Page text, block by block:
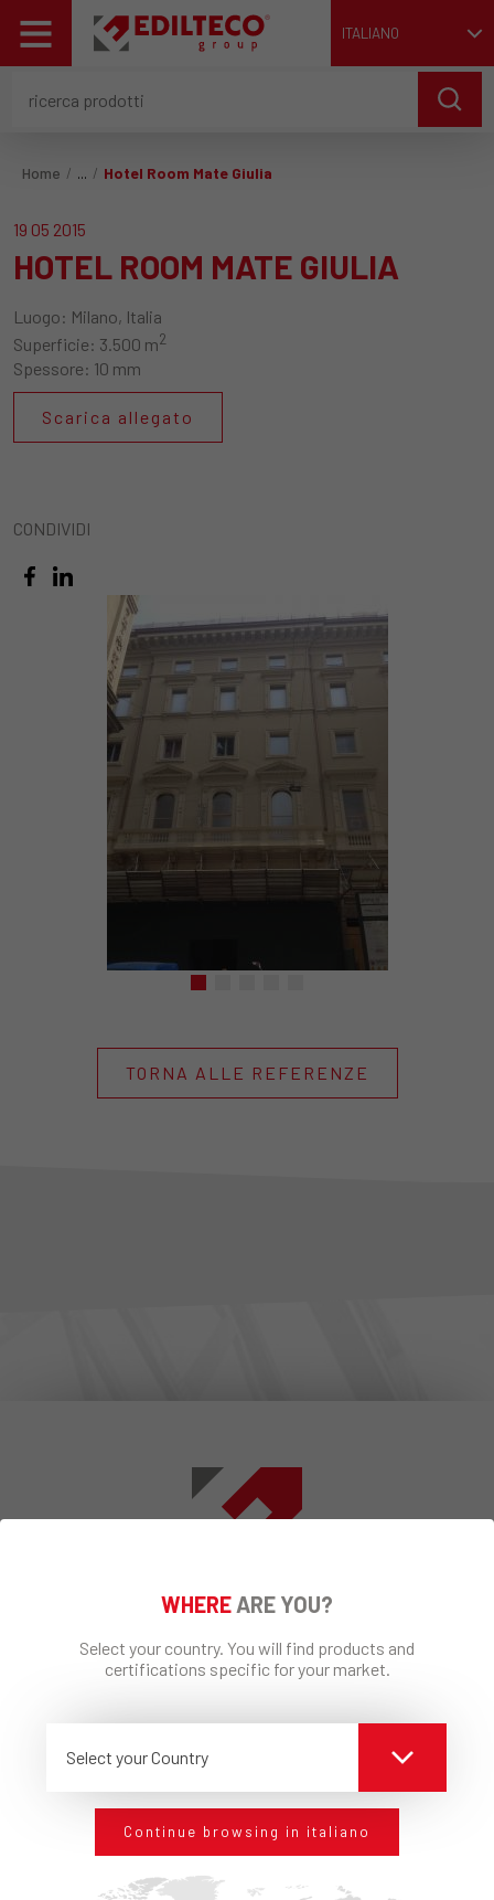
ITALIANO
Home Hotel Room Mate Giulia
19 05 2015
HOTEL ROOM MATE GIULIA
Luogo: Milano, Italia
Superficie: 3.500 m2
Spessore: 10 mm
Scarica allegato
CONDIVIDI
TORNA ALLE REFERENZE
RESTA AGGIORNATO SEMPRE
Iscriviti alla nostra newsletter per restare
aggiornato sulle avanguardie tecnologiche in tema
Ho preso visione dell’informativa
WHERE ARE YOU?
Select your country. You will find products and
certifications specific for your market.
Select your Country
Continue browsing in italiano